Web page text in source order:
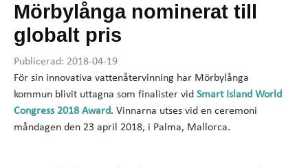
Mörbylånga nominerat till
globalt pris
Publicerad: 2018-04-19
För sin innovativa vattenåtervinning har Mörbylånga
kommun blivit uttagna som finalister vid Smart Island World
Congress 2018 Award. Vinnarna utses vid en ceremoni
måndagen den 23 april 2018, i Palma, Mallorca.